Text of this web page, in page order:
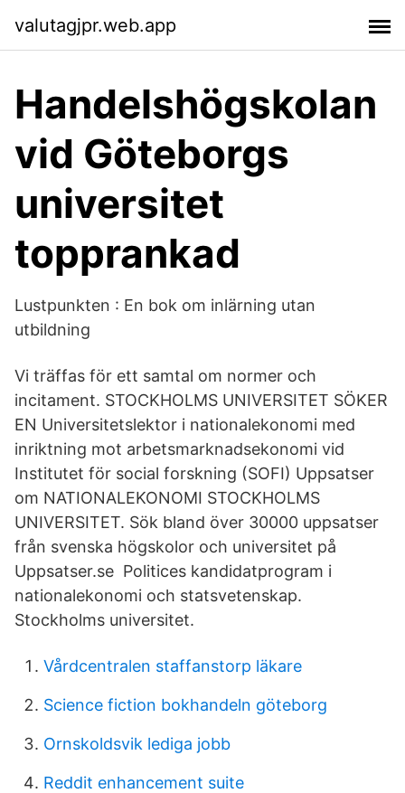
valutagjpr.web.app
Handelshögskolan
vid Göteborgs
universitet
topprankad
Lustpunkten : En bok om inlärning utan
utbildning
Vi träffas för ett samtal om normer och
incitament. STOCKHOLMS UNIVERSITET SÖKER
EN Universitetslektor i nationalekonomi med
inriktning mot arbetsmarknadsekonomi vid
Institutet för social forskning (SOFI) Uppsatser
om NATIONALEKONOMI STOCKHOLMS
UNIVERSITET. Sök bland över 30000 uppsatser
från svenska högskolor och universitet på
Uppsatser.se Politices kandidatprogram i
nationalekonomi och statsvetenskap.
Stockholms universitet.
Vårdcentralen staffanstorp läkare
Science fiction bokhandeln göteborg
Ornskoldsvik lediga jobb
Reddit enhancement suite